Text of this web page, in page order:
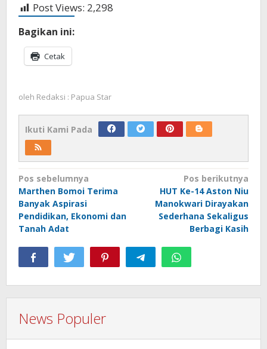
Post Views: 2,298
Bagikan ini:
Cetak
oleh Redaksi : Papua Star
Ikuti Kami Pada
Navigasi
pos
Pos sebelumnya
Marthen Bomoi Terima
Banyak Aspirasi
Pendidikan, Ekonomi dan
Tanah Adat
Pos berikutnya
HUT Ke-14 Aston Niu
Manokwari Dirayakan
Sederhana Sekaligus
Berbagi Kasih
News Populer